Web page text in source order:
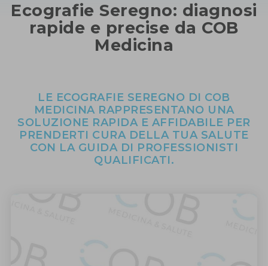
Ecografie Seregno: diagnosi
rapide e precise da COB
Medicina
LE ECOGRAFIE SEREGNO DI COB
MEDICINA RAPPRESENTANO UNA
SOLUZIONE RAPIDA E AFFIDABILE PER
PRENDERTI CURA DELLA TUA SALUTE
CON LA GUIDA DI PROFESSIONISTI
QUALIFICATI.